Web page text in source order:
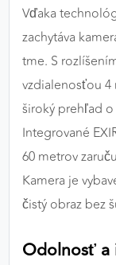
Vďaka
zachytáva
tme. S
vzdialenosťou 4
široký prehľad
Integrované
60 metrov
Kamera je
čistý obraz bez
Odolnosť a
Google